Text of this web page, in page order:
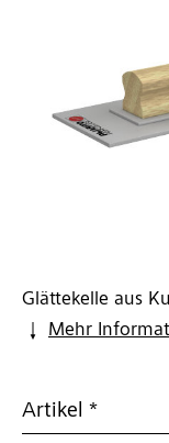
Glättekelle aus
Mehr
Artikel *